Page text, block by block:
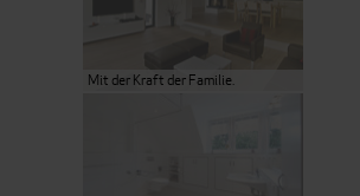
Mit der Kraft der Familie.